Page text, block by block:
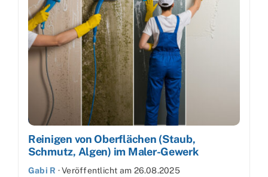
Reinigen von Oberflächen (Staub,
Schmutz, Algen) im Maler-Gewerk
Gabi R ·Veröffentlicht am 26.08.2025